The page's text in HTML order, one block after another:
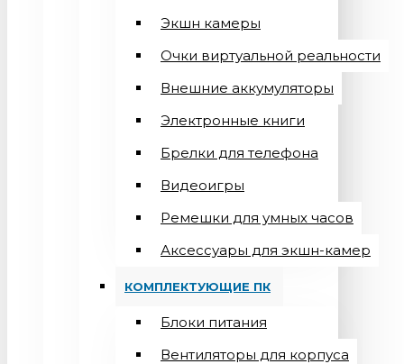
Экшн камеры
Очки виртуальной реальности
Внешние аккумуляторы
Электронные книги
Брелки для телефона
Видеоигры
Ремешки для умных часов
Аксессуары для экшн-камер
КОМПЛЕКТУЮЩИЕ ПК
Блоки питания
Вентиляторы для корпуса